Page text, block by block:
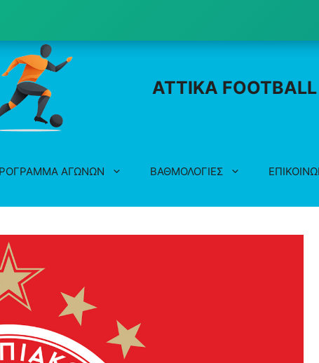
ATTIKA
ΑΓΩΝΩΝ ΒΑΘΜΟΛΟΓΙΕΣ